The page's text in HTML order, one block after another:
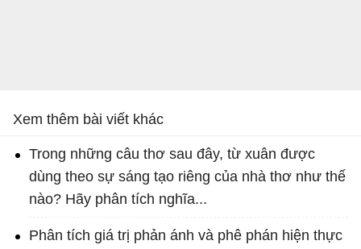
Xem thêm bài viết khác
Trong những câu thơ sau đây, từ xuân được
dùng theo sự sáng tạo riêng của nhà thơ như thế
nào? Hãy phân tích nghĩa...
Phân tích giá trị phản ánh và phê phán hiện thực